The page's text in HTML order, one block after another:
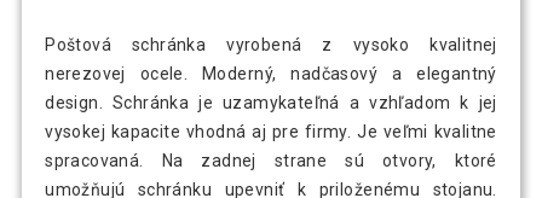
Poštová schránka vyrobená z vysoko kvalitnej
nerezovej ocele. Moderný, nadčasový a elegantný
design. Schránka je uzamykateľná a vzhľadom k jej
vysokej kapacite vhodná aj pre firmy. Je veľmi kvalitne
spracovaná. Na zadnej strane sú otvory, ktoré
umožňujú schránku upevniť k priloženému stojanu.